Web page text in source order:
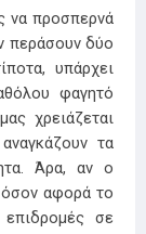
να προσπερνά
περάσουν δύο
υπάρχει
φαγητό
χρειάζεται
τα
Άρα, αν ο
αφορά το
σε